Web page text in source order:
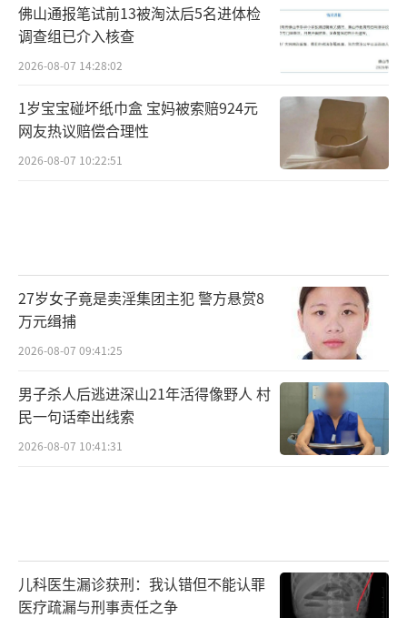
佛山通报笔试前13被淘汰后5名进体检
调查组已介入核查
2026-08-07 14:28:02
1岁宝宝碰坏纸巾盒 宝妈被索赔924元
网友热议赔偿合理性
2026-08-07 10:22:51
27岁女子竟是卖淫集团主犯 警方悬赏8
万元缉捕
2026-08-07 09:41:25
男子杀人后逃进深山21年活得像野人 村
民一句话牵出线索
2026-08-07 10:41:31
儿科医生漏诊获刑：我认错但不能认罪
医疗疏漏与刑事责任之争